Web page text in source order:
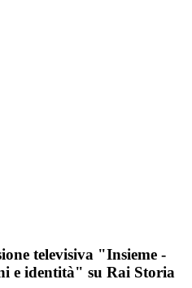
televisiva "Insieme -
e identità" su Rai Storia